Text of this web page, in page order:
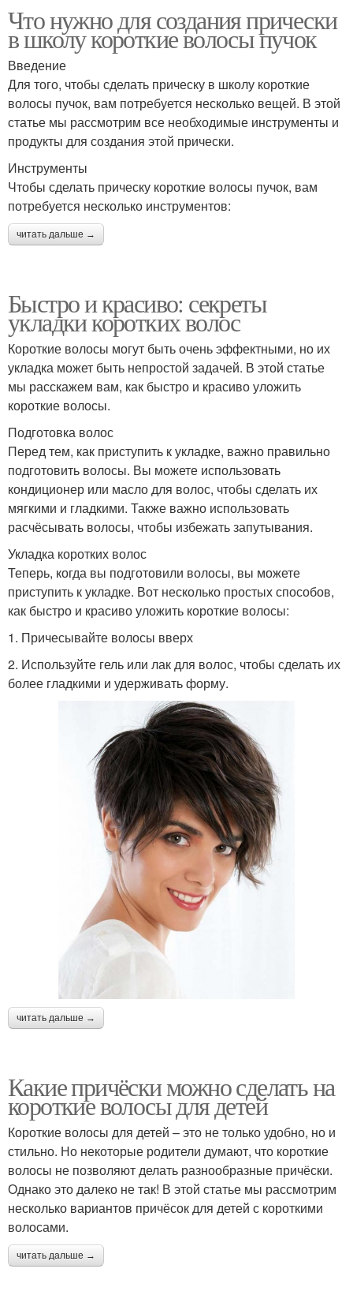
Что нужно для создания прически
в школу короткие волосы пучок
Введение
Для того, чтобы сделать прическу в школу короткие
волосы пучок, вам потребуется несколько вещей. В этой
статье мы рассмотрим все необходимые инструменты и
продукты для создания этой прически.
Инструменты
Чтобы сделать прическу короткие волосы пучок, вам
потребуется несколько инструментов:
читать дальше →
Быстро и красиво: секреты
укладки коротких волос
Короткие волосы могут быть очень эффектными, но их
укладка может быть непростой задачей. В этой статье
мы расскажем вам, как быстро и красиво уложить
короткие волосы.
Подготовка волос
Перед тем, как приступить к укладке, важно правильно
подготовить волосы. Вы можете использовать
кондиционер или масло для волос, чтобы сделать их
мягкими и гладкими. Также важно использовать
расчёсывать волосы, чтобы избежать запутывания.
Укладка коротких волос
Теперь, когда вы подготовили волосы, вы можете
приступить к укладке. Вот несколько простых способов,
как быстро и красиво уложить короткие волосы:
1. Причесывайте волосы вверх
2. Используйте гель или лак для волос, чтобы сделать их
более гладкими и удерживать форму.
читать дальше →
Какие причёски можно сделать на
короткие волосы для детей
Короткие волосы для детей – это не только удобно, но и
стильно. Но некоторые родители думают, что короткие
волосы не позволяют делать разнообразные причёски.
Однако это далеко не так! В этой статье мы рассмотрим
несколько вариантов причёсок для детей с короткими
волосами.
читать дальше →